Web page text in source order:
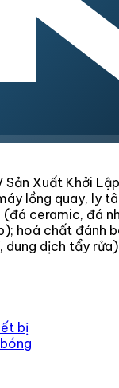
Sản Xuất Khởi
lồng quay, ly
ceramic, đá
hoá chất đánh
dung dịch tẩy
bị